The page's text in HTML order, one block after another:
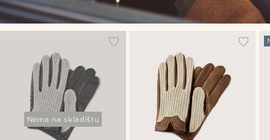
Nema na skladištu